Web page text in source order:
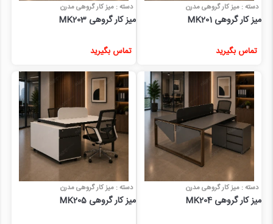
دسته : میز کار گروهی مدرن
میز کار گروهی MK201
تماس بگیرید
دسته : میز کار گروهی مدرن
میز کار گروهی MK203
تماس بگیرید
دسته : میز کار گروهی مدرن
میز کار گروهی MK204
دسته : میز کار گروهی مدرن
میز کار گروهی MK205